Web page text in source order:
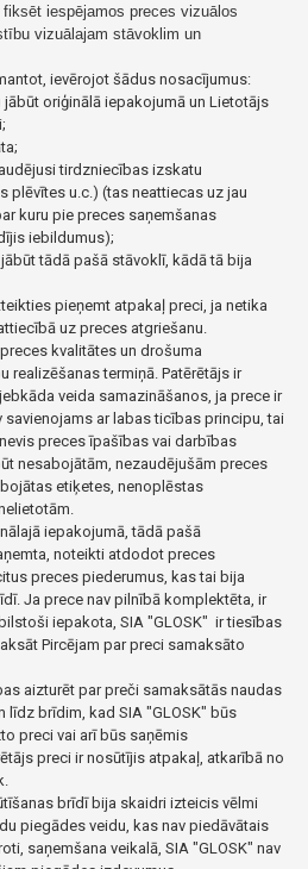
iespējamos preces vizuālos
vizuālajam stāvoklim un
ievērojot šādus nosacījumus:
jābūt oriģinālā iepakojumā un Lietotājs
tirdzniecības izskatu
plēvītes u.c.) (tas neattiecas uz jau
kuru pie preces saņemšanas
iebildumus);
tādā pašā stāvoklī, kādā tā bija
pieņemt atpakaļ preci, ja netika
uz preces atgriešanu.
kvalitātes un drošuma
realizēšanas termiņā. Patērētājs ir
veida samazināšanos, ja prece ir
savienojams ar labas ticības principu, tai
preces īpašības vai darbības
nesabojātām, nezaudējušām preces
etiķetes, nenoplēstas
iepakojumā, tādā pašā
noteikti atdodot preces
preces piederumus, kas tai bija
Ja prece nav pilnībā komplektēta, ir
iepakota, SIA "GLOSK" ir tiesības
Pircējam par preci samaksāto
aizturēt par preči samaksātās naudas
līdz brīdim, kad SIA "GLOSK" būs
preci vai arī būs saņēmis
preci ir nosūtījis atpakaļ, atkarībā no
brīdī bija skaidri izteicis vēlmi
piegādes veidu, kas nav piedāvātais
saņemšana veikalā, SIA "GLOSK" nav